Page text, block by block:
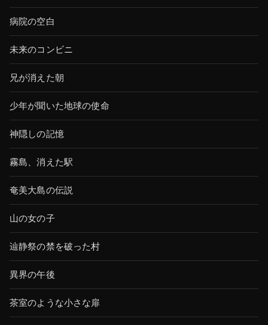
病院の空白
未来のコンビニ
兄が消えた朝
少年が聞いた地球の使命
神隠しの記憶
霧島、消えた駅
奄美大島の伝説
山の女の子
辿静祭の禁を破った村
異界の午後
茶室のような小さな扉